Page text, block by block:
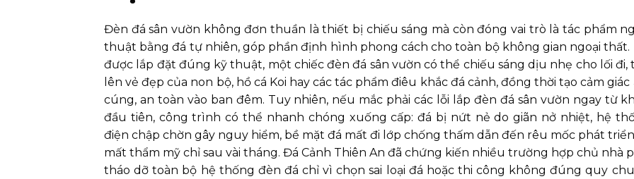
Đèn đá sân vườn không đơn thuần là thiết bị chiếu sáng mà còn đóng vai trò là tác phẩm
thuật bằng đá tự nhiên, góp phần định hình phong cách cho toàn bộ không gian ngoại thất.
được lắp đặt đúng kỹ thuật, một chiếc đèn đá sân vườn có thể chiếu sáng dịu nhẹ cho lối đi,
lên vẻ đẹp của non bộ, hồ cá Koi hay các tác phẩm điêu khắc đá cảnh, đồng thời tạo cảm giác
cúng, an toàn vào ban đêm. Tuy nhiên, nếu mắc phải các lỗi lắp đèn đá sân vườn ngay từ
đầu tiên, công trình có thể nhanh chóng xuống cấp: đá bị nứt nẻ do giãn nở nhiệt, hệ
điện chập chờn gây nguy hiểm, bề mặt đá mất đi lớp chống thấm dẫn đến rêu mốc phát
mất thẩm mỹ chỉ sau vài tháng. Đá Cảnh Thiên An đã chứng kiến nhiều trường hợp chủ nhà
tháo dỡ toàn bộ hệ thống đèn đá chỉ vì chọn sai loại đá hoặc thi công không đúng quy